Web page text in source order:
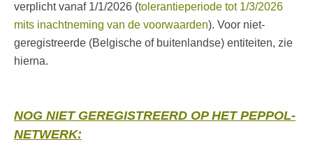
verplicht vanaf 1/1/2026 (tolerantieperiode tot 1/3/2026
mits inachtneming van de voorwaarden). Voor niet-
geregistreerde (Belgische of buitenlandse) entiteiten, zie
hierna.
NOG NIET GEREGISTREERD OP HET PEPPOL-
NETWERK: